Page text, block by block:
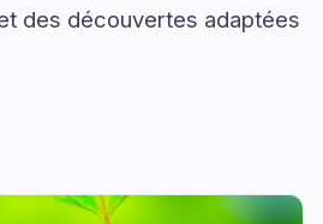
des découvertes adaptées